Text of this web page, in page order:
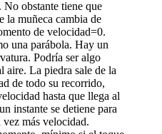
No obstante tiene que
la muñeca cambia de
de velocidad=0.
una parábola. Hay un
Podría ser algo
aire. La piedra sale de la
de todo su recorrido,
hasta que llega al
instante se detiene para
más velocidad.